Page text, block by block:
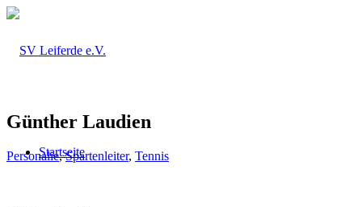
Startseite
Günther Laudien
Personalie,Spartenleiter, Tennis